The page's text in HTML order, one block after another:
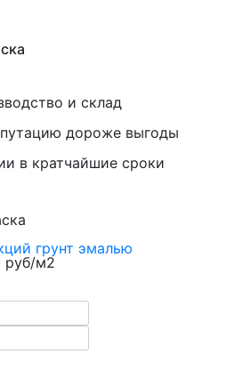
и склад
дороже выгоды
в кратчайшие сроки
грунт эмалью
руб/м2